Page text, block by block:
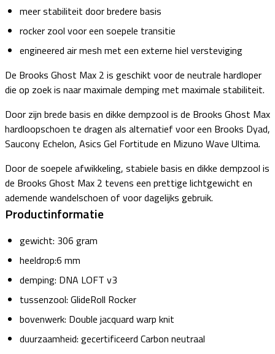
meer stabiliteit door bredere basis
rocker zool voor een soepele transitie
engineered air mesh met een externe hiel versteviging
De Brooks Ghost Max 2 is geschikt voor de neutrale hardloper
die op zoek is naar maximale demping met maximale stabiliteit.
Door zijn brede basis en dikke dempzool is de Brooks Ghost Max
hardloopschoen te dragen als alternatief voor een Brooks Dyad,
Saucony Echelon, Asics Gel Fortitude en Mizuno Wave Ultima.
Door de soepele afwikkeling, stabiele basis en dikke dempzool is
de Brooks Ghost Max 2 tevens een prettige lichtgewicht en
ademende wandelschoen of voor dagelijks gebruik.
Productinformatie
gewicht: 306 gram
heeldrop:6 mm
demping: DNA LOFT v3
tussenzool: GlideRoll Rocker
bovenwerk: Double jacquard warp knit
duurzaamheid: gecertificeerd Carbon neutraal